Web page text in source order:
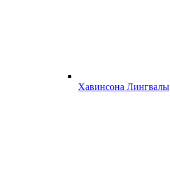
Хавинсона Лингвалы